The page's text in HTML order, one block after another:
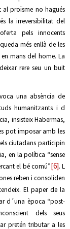
proïsme no hagués
la irreversibilitat del
pels innocents
més enllà de les
mans del home. La
rere seu un buit
una absència de
humanitzants i d
insisteix Habermas,
pot imposar amb les
ciutadans participin
en la política “sense
el bé comú”[6]. L
reben i consoliden
El paper de la
d´una època “post-
dels seus
pretén tributar a les